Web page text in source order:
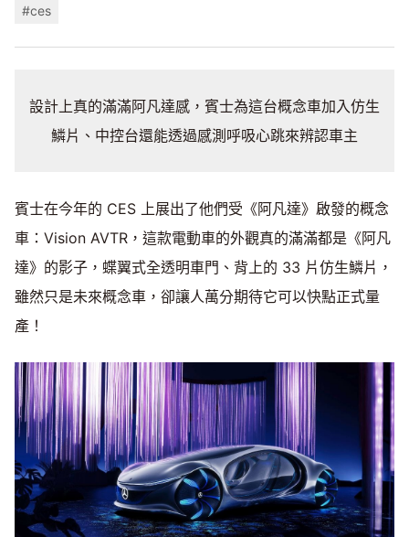
#ces
設計上真的滿滿阿凡達感，賓士為這台概念車加入仿生
鱗片、中控台還能透過感測呼吸心跳來辨認車主
賓士在今年的 CES 上展出了他們受《阿凡達》啟發的概念
車：Vision AVTR，這款電動車的外觀真的滿滿都是《阿凡
達》的影子，蝶翼式全透明車門、背上的 33 片仿生鱗片，
雖然只是未來概念車，卻讓人萬分期待它可以快點正式量
產！